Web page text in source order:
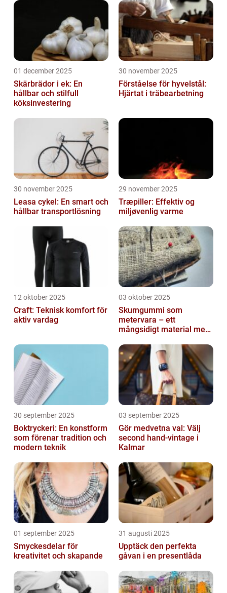
01 december 2025
Skärbrädor i ek: En
hållbar och stilfull
köksinvestering
30 november 2025
Förståelse för hyvelstål:
Hjärtat i träbearbetning
30 november 2025
Leasa cykel: En smart och
hållbar transportlösning
29 november 2025
Træpiller: Effektiv og
miljøvenlig varme
12 oktober 2025
Craft: Teknisk komfort för
aktiv vardag
03 oktober 2025
Skumgummi som
metervara – ett
mångsidigt material med
användningsområden
30 september 2025
Boktryckeri: En konstform
som förenar tradition och
modern teknik
03 september 2025
Gör medvetna val: Välj
second hand-vintage i
Kalmar
01 september 2025
Smyckesdelar för
kreativitet och skapande
31 augusti 2025
Upptäck den perfekta
gåvan i en presentlåda